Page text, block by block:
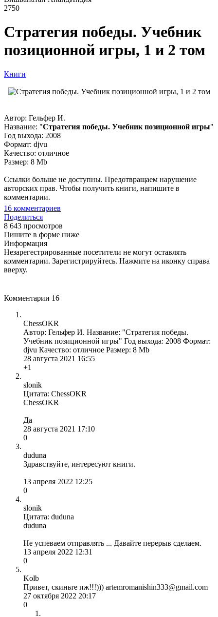
2750
Стратегия победы. Учебник
позиционной игры, 1 и 2 том
Книги
Автор: Гельфер И.
Название: "Стратегия победы. Учебник позиционной игры"
Год выхода: 2008
Формат: djvu
Качество: отличное
Размер: 8 Mb
Ссылки больше не доступны. Предотвращаем нарушение
авторских прав. Чтобы получить книги, напишите в
комментарии.
16 комментариев
Поделиться
8 643 просмотров
Пишите в форме ниже
Информация
Незарегестрированные посетители не могут оставлять
комментарии. Зарегистрируйтесь. Нажмите на иконку справа
вверху.
Комментарии 16
ChessOKR
Автор: Гельфер И. Название: "Стратегия победы.
Учебник позиционной игры" Год выхода: 2008 Формат:
djvu Качество: отличное Размер: 8 Mb
28 августа 2021 16:55
+1
slonik
Цитата: ChessOKR
ChessOKR
Да
28 августа 2021 17:10
0
duduna
Здравствуйте, интересуют книги.
13 апреля 2022 12:25
0
slonik
Цитата: duduna
duduna
Не успеваем отправлять ... Давайте перерыв сделаем.
13 апреля 2022 12:31
0
Kolb
Привет, скиньте пж!!!))) artemromanishin333@gmail.com
27 октября 2022 20:17
0